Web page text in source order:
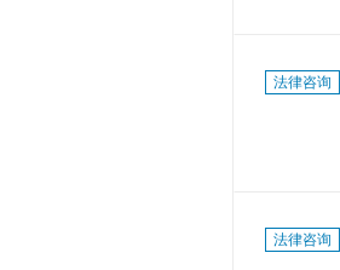
法律咨询
法律咨询